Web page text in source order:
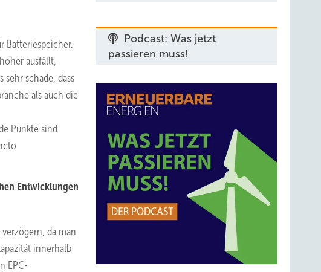
Batteriespeicher.
ausfällt,
schade, dass
als auch die
Punkte sind
Entwicklungen
da man
innerhalb
EPC-
Podcast: Was jetzt
passieren muss!